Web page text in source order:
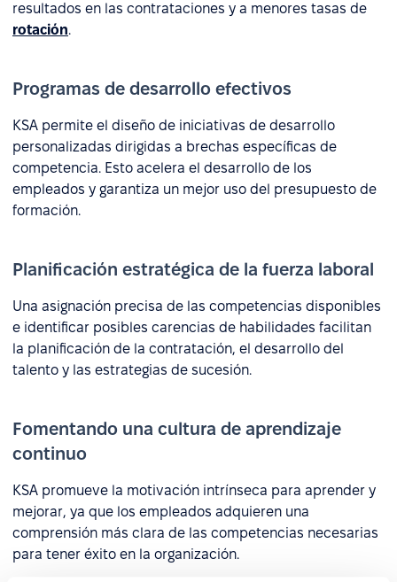
resultados en las contrataciones y a menores tasas de
rotación.
Programas de desarrollo efectivos
KSA permite el diseño de iniciativas de desarrollo
personalizadas dirigidas a brechas específicas de
competencia. Esto acelera el desarrollo de los
empleados y garantiza un mejor uso del presupuesto de
formación.
Planificación estratégica de la fuerza laboral
Una asignación precisa de las competencias disponibles
e identificar posibles carencias de habilidades facilitan
la planificación de la contratación, el desarrollo del
talento y las estrategias de sucesión.
Fomentando una cultura de aprendizaje
continuo
KSA promueve la motivación intrínseca para aprender y
mejorar, ya que los empleados adquieren una
comprensión más clara de las competencias necesarias
para tener éxito en la organización.